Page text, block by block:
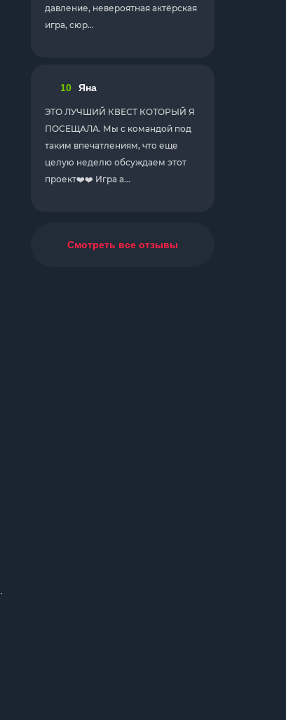
давление, невероятная актёрская
игра, сюр...
10 Яна
ЭТО ЛУЧШИЙ КВЕСТ КОТОРЫЙ Я
ПОСЕЩАЛА. Мы с командой под
таким впечатлениям, что еще
целую неделю обсуждаем этот
проект❤️❤️ Игра а...
Смотреть все отзывы